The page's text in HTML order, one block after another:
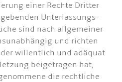
einer Rechte Dritter
Unterlassungs-
sind nach allgemeiner
und richten
willentlich und adäquat
beigetragen hat,
die rechtliche